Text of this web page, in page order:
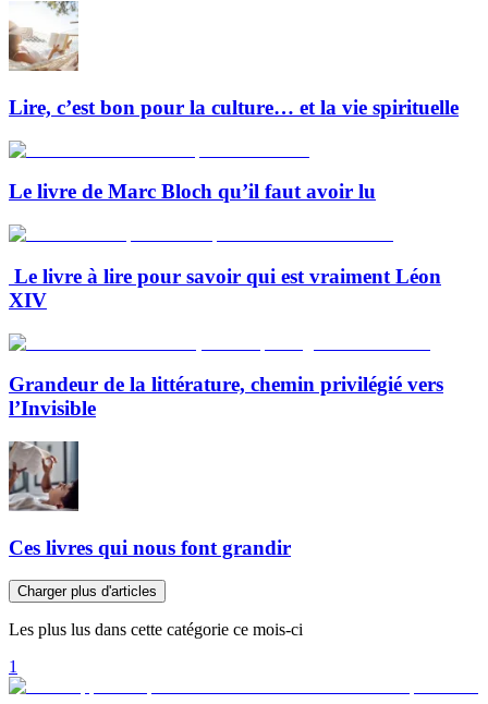
Lire, c’est bon pour la culture… et la vie spirituelle
Le livre de Marc Bloch qu’il faut avoir lu
Le livre à lire pour savoir qui est vraiment Léon
XIV
Grandeur de la littérature, chemin privilégié vers
l’Invisible
Ces livres qui nous font grandir
Charger plus d'articles
Les plus lus dans cette catégorie ce mois-ci
1